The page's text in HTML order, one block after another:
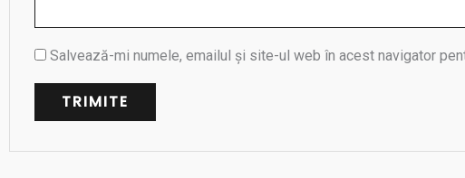
Salvează-mi numele, emailul și site-ul web în acest navigator